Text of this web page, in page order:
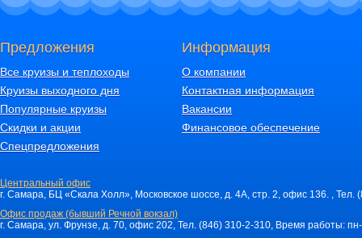
Предложения
Все круизы и теплоходы
Круизы выходного дня
Популярные круизы
Скидки и акции
Спецпредложения
Информация
О компании
Контактная информация
Вакансии
Финансовое обеспечение
Центральный офис
г. Самара, БЦ «Скала Холл», Московское шоссе, д. 4А, стр. 2, офис 136. ,
Офис продаж (бывший Речной вокзал)
г. Самара, ул. Фрунзе, д. 70, офис 202, Тел. (846) 310-2-310, Время работы: